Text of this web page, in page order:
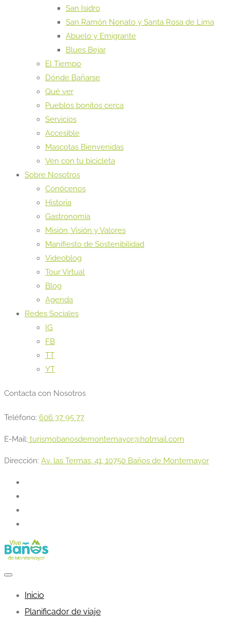
San Isidro
San Ramón Nonato y Santa Rosa de Lima
Abuelo y Emigrante
Blues Bejar
El Tiempo
Dónde Bañarse
Qué ver
Pueblos bonitos cerca
Servicios
Accesible
Mascotas Bienvenidas
Ven con tu bicicleta
Sobre Nosotros
Conócenos
Historia
Gastronomía
Misión, Visión y Valores
Manifiesto de Sostenibilidad
Videoblog
Tour Virtual
Blog
Agenda
Redes Sociales
IG
FB
TT
YT
Contacta con Nosotros
Teléfono: 606 37 95 77
E-Mail: turismobanosdemontemayor@hotmail.com
Dirección: Av. las Termas, 41, 10750 Baños de Montemayor
Inicio
Planificador de viaje